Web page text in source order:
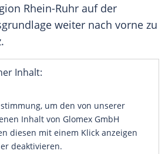
Rhein-Ruhr auf der
weiter nach vorne zu
.
Inhalt:
um den von unserer
Inhalt von Glomex GmbH
diesen mit einem Klick anzeigen
deaktivieren.